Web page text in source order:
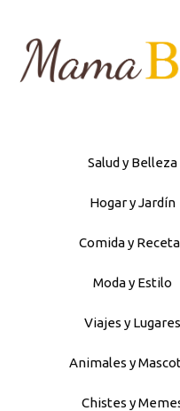
Salud y Belleza
Hogar y Jardín
Comida y
Moda y Estilo
Viajes y Lugares
Animales y
Chistes y